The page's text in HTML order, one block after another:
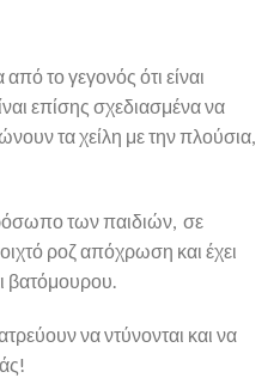
το γεγονός ότι είναι
επίσης σχεδιασμένα να
τα χείλη με την πλούσια,
των παιδιών, σε
ροζ απόχρωση και έχει
βατόμουρου.
να ντύνονται και να